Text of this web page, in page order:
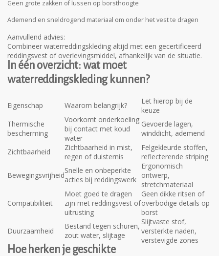
Geen grote zakken of lussen op borsthoogte
Ademend en sneldrogend materiaal om onder het vest te dragen
Aanvullend advies:
Combineer waterreddingskleding altijd met een gecertificeerd
reddingsvest of overlevingsmiddel, afhankelijk van de situatie.
In één overzicht: wat moet
waterreddingskleding kunnen?
Eigenschap Waarom belangrijk?
Let hierop bij de
keuze
Thermische
bescherming
Voorkomt onderkoeling
bij contact met koud
water
Gevoerde lagen,
winddicht, ademend
Zichtbaarheid
Zichtbaarheid in mist,
regen of duisternis
Felgekleurde stoffen,
reflecterende striping
Bewegingsvrijheid
Snelle en onbeperkte
acties bij reddingswerk
Ergonomisch
ontwerp,
stretchmateriaal
Compatibiliteit
Moet goed te dragen
zijn met reddingsvest of
uitrusting
Geen dikke ritsen of
overbodige details op
borst
Duurzaamheid
Bestand tegen schuren,
zout water, slijtage
Slijtvaste stof,
versterkte naden,
verstevigde zones
Hoe herken je geschikte